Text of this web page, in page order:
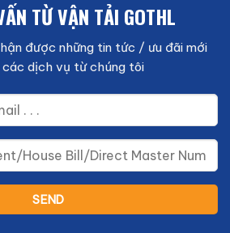
TỪ VẬN TẢI GOTHL
được những tin tức / ưu đãi mới
dịch vụ từ chúng tôi